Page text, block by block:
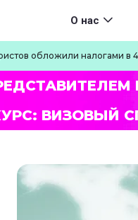
Main navigation
О нас
обложили налогами в
ВИЗОВЫЙ